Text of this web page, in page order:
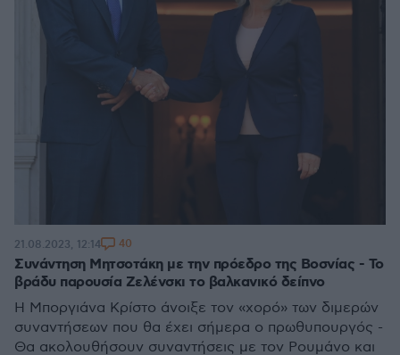
Συνάντηση Μητσοτάκη με την πρόεδρο της Βοσνίας - Το
βράδυ παρουσία Ζελένσκι το βαλκανικό δείπνο
Η Μποργιάνα Κρίστο άνοιξε τον «χορό» των διμερών
συναντήσεων που θα έχει σήμερα ο πρωθυπουργός -
Θα ακολουθήσουν συναντήσεις με τον Ρουμάνο και
21.08.2023, 12:14 40